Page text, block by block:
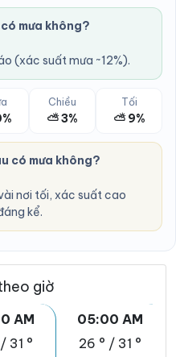
có mưa không?
(xác suất mưa ~12%).
Chiều
⛅ 3%
Tối
⛅ 9%
có mưa không?
nơi tối, xác suất cao
kể.
giờ
AM
/ 31 °
05:00 AM
26 ° / 31 °